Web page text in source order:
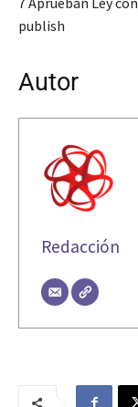
publish
Autor
Redacción